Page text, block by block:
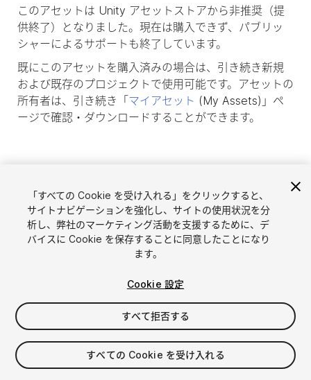
このアセットは Unity アセットストアから非推奨（提
供終了）となりました。現在は購入できず、パブリッ
シャーによるサポートも終了しています。
既にこのアセットを購入済みの場合は、引き続き新規
および既存のプロジェクトで使用可能です。アセットの
所有者は、引き続き「 マイアセット (My Assets)」ペ
ージで確認・ダウンロードすることができます。
English
简体中文
한국어
日本語
アセットを販売
販売審査ガイドライン
Asset Store Tools
パブリッシャー管理画面
「すべての Cookie を受け入れる」をクリックすると、
サイトナビゲーションを強化し、サイトの使用状況を分
析し、弊社のマーケティング活動を支援するために、デ
バイスに Cookie を保存することに同意したことになり
ます。
Cookie 設定
すべて拒否する
すべての Cookie を受け入れる